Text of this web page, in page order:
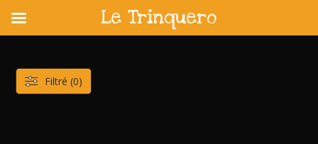
content
Filtré (0)
Le Trinquero